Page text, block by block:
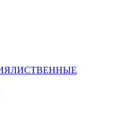
ЛИСТВЕННЫЕ